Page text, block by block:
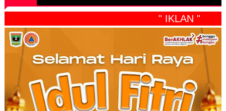
" IKLAN "